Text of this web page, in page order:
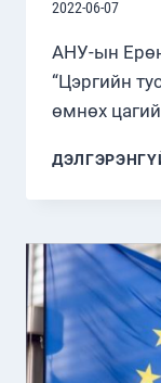
2022-06-07
АНУ-ын
“Цэргийн
өмнөх